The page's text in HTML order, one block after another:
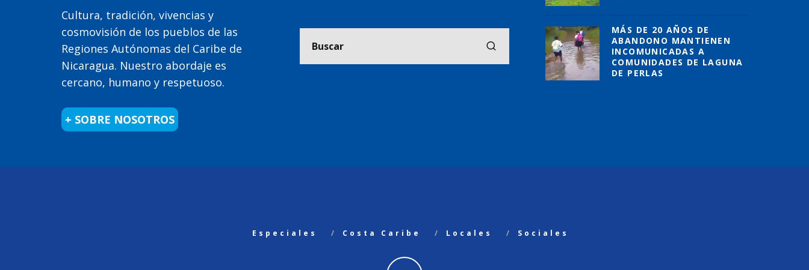
Cultura, tradición, vivencias y
cosmovisión de los pueblos de las
Regiones Autónomas del Caribe de
Nicaragua. Nuestro abordaje es
cercano, humano y respetuoso.
+ SOBRE NOSOTROS
MÁS DE 20 AÑOS DE
ABANDONO MANTIENEN
INCOMUNICADAS A
COMUNIDADES DE LAGUNA
DE PERLAS
Especiales Costa Caribe Locales Sociales